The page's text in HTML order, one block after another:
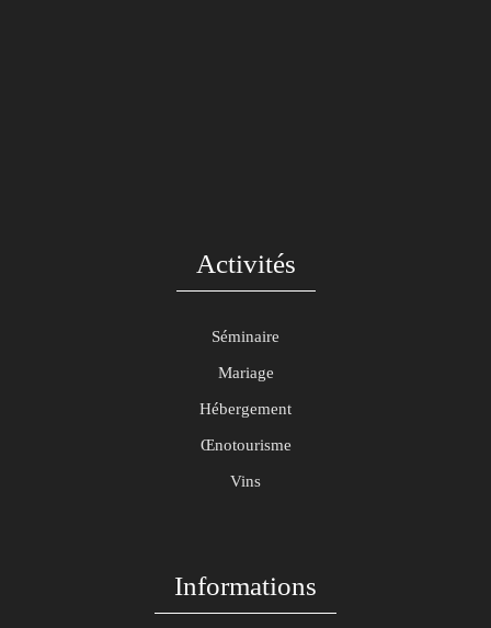
Activités
Séminaire
Mariage
Hébergement
Œnotourisme
Vins
Informations